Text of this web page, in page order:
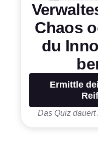
Chaos
du
Ermittle
Das Quiz dauert